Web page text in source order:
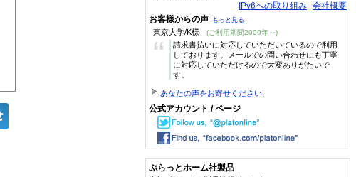
IPv6への取り組み 会社概要
お客様からの声 もっと見る
東京大学/K様 (ご利用期間2009年～)
“
請求書払いに対応していただいているので利用
しております。メールでの問い合わせにも丁寧
に対応していただけるので大変ありがたいで
す。
あなたの声をお寄せください!
公式アカウント / ページ
ぷらっとホーム社製品